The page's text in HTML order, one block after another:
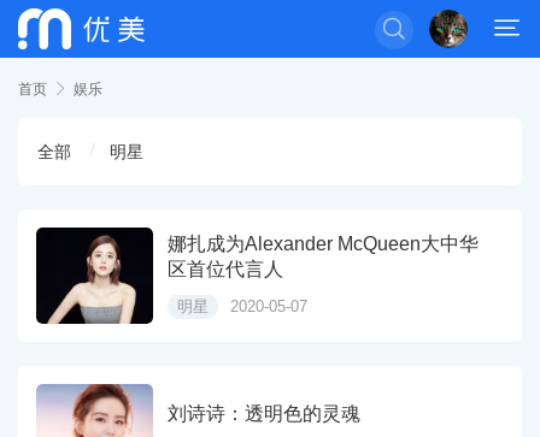


首页  娱乐
全部 明星
娜扎成为Alexander McQueen大中华
区首位代言人
明星 2020-05-07
刘诗诗：透明色的灵魂